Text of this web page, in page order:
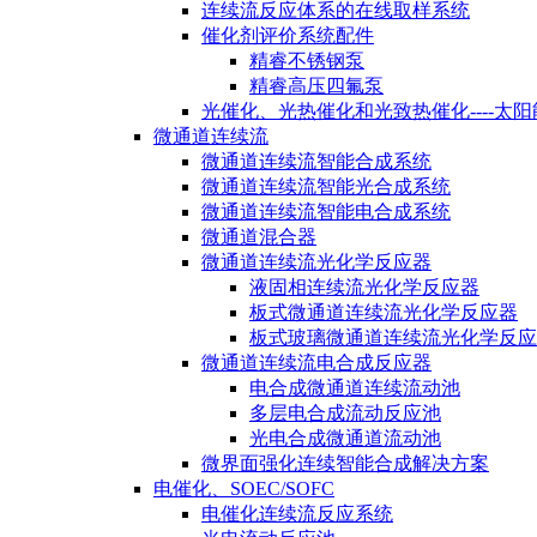
连续流反应体系的在线取样系统
催化剂评价系统配件
精睿不锈钢泵
精睿高压四氟泵
光催化、光热催化和光致热催化----太阳
微通道连续流
微通道连续流智能合成系统
微通道连续流智能光合成系统
微通道连续流智能电合成系统
微通道混合器
微通道连续流光化学反应器
液固相连续流光化学反应器
板式微通道连续流光化学反应器
板式玻璃微通道连续流光化学反
微通道连续流电合成反应器
电合成微通道连续流动池
多层电合成流动反应池
光电合成微通道流动池
微界面强化连续智能合成解决方案
电催化、SOEC/SOFC
电催化连续流反应系统